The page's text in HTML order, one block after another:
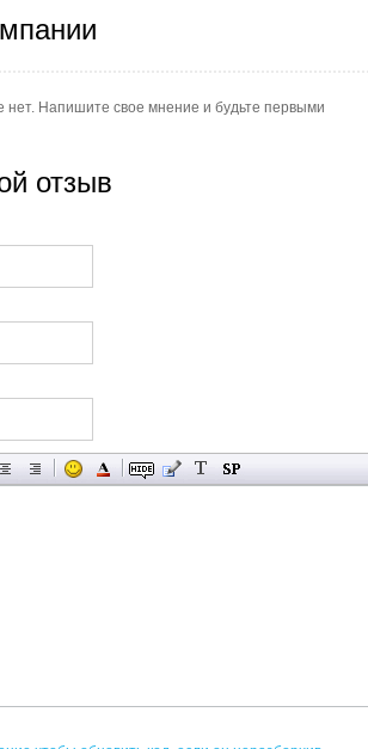
Напишите свое мнение и будьте первыми
отзыв